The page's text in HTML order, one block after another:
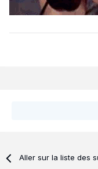
Aller sur la liste des